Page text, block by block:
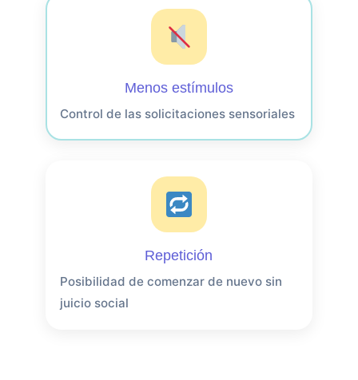
Menos estímulos
Control de las solicitaciones sensoriales
Repetición
Posibilidad de comenzar de nuevo sin
juicio social